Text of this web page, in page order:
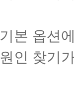
기본 옵션
원인 찾기